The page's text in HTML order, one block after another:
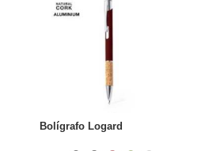
Bolígrafo Logard